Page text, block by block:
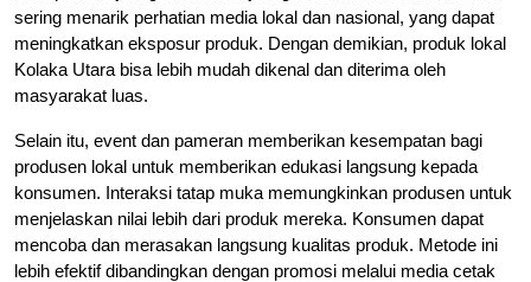
sering menarik perhatian media lokal dan nasional, yang dapat
meningkatkan eksposur produk. Dengan demikian, produk lokal
Kolaka Utara bisa lebih mudah dikenal dan diterima oleh
masyarakat luas.
Selain itu, event dan pameran memberikan kesempatan bagi
produsen lokal untuk memberikan edukasi langsung kepada
konsumen. Interaksi tatap muka memungkinkan produsen untuk
menjelaskan nilai lebih dari produk mereka. Konsumen dapat
mencoba dan merasakan langsung kualitas produk. Metode ini
lebih efektif dibandingkan dengan promosi melalui media cetak